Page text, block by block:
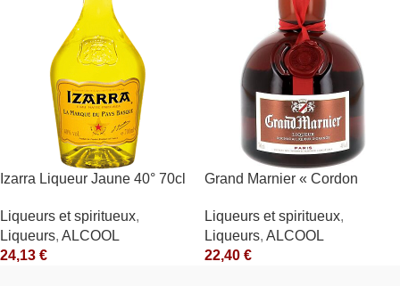
Izarra Liqueur Jaune 40° 70cl
Liqueurs et spiritueux,
Liqueurs, ALCOOL
24,13 €
Grand Marnier « Cordon
Lapostolle
Liqueurs et spiritueux,
Liqueurs, ALCOOL
22,40 €